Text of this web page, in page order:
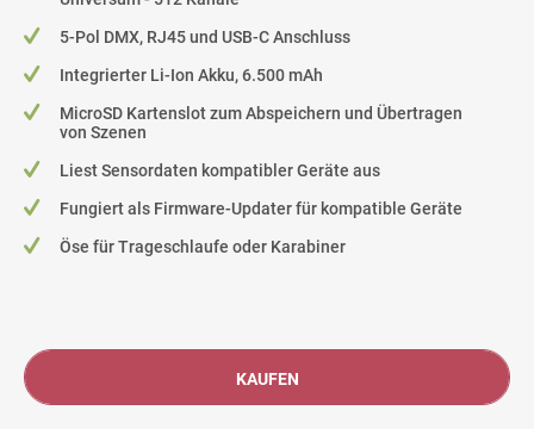
5-Pol DMX, RJ45 und USB-C Anschluss
Integrierter Li-Ion Akku, 6.500 mAh
MicroSD Kartenslot zum Abspeichern und Übertragen
von Szenen
Liest Sensordaten kompatibler Geräte aus
Fungiert als Firmware-Updater für kompatible Geräte
Öse für Trageschlaufe oder Karabiner
KAUFEN